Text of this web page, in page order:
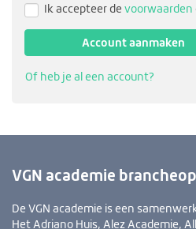
Ik accepteer de voorwaarden
Account aanmaken
Of heb je al een account?
VGN academie
De VGN academie is een
Het Adriano Huis, Alez Academie,